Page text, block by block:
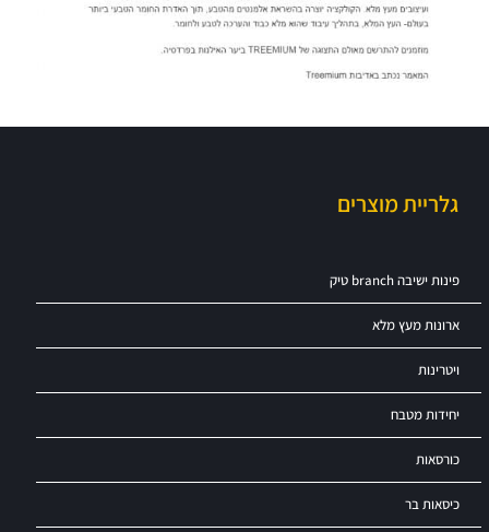
גלריית מוצרים
פינות ישיבה branch טיק
ארונות מעץ מלא
ויטרינות
יחידות מטבח
כורסאות
כיסאות בר